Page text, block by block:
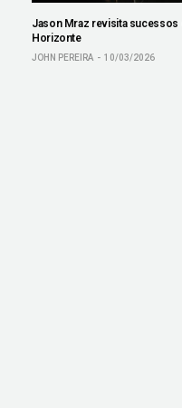
Jason Mraz revisita sucessos
Horizonte
JOHN PEREIRA 10/03/2026